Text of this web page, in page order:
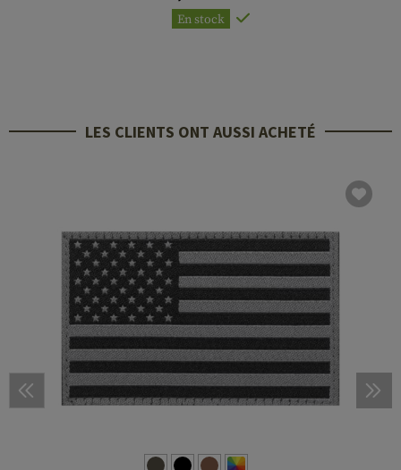
En stock
LES CLIENTS ONT AUSSI ACHETÉ